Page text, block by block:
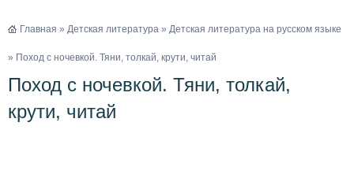
Главная » Детская литература » Детская литература на русском языке
» Поход с ночевкой. Тяни, толкай, крути, читай
Поход с ночевкой. Тяни, толкай,
крути, читай